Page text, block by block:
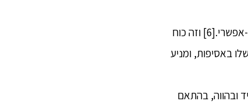
10. (1) הנה, הטַטְהָאגַטַה מבין כפי שזה באמת – את האפשרי כאפשרי ואת הבלתי-אפשרי כבלתי-אפשרי.[6] וזה כוח
באסיפות, ומניע
ובהווה, בהתאם